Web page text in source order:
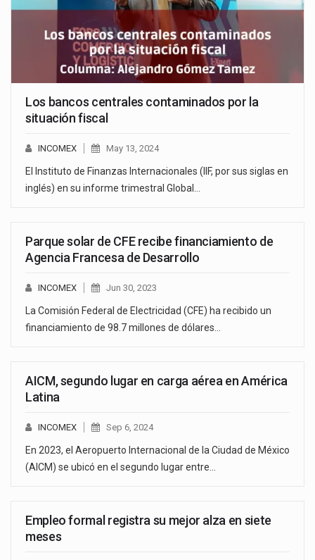
Los bancos centrales contaminados por la
situación fiscal
INCOMEX May 13, 2024
El Instituto de Finanzas Internacionales (IIF, por sus siglas en
inglés) en su informe trimestral Global…
Parque solar de CFE recibe financiamiento de
Agencia Francesa de Desarrollo
INCOMEX Jun 30, 2023
La Comisión Federal de Electricidad (CFE) ha recibido un
financiamiento de 98.7 millones de dólares…
AICM, segundo lugar en carga aérea en América
Latina
INCOMEX Sep 6, 2024
En 2023, el Aeropuerto Internacional de la Ciudad de México
(AICM) se ubicó en el segundo lugar entre…
Empleo formal registra su mejor alza en siete
meses